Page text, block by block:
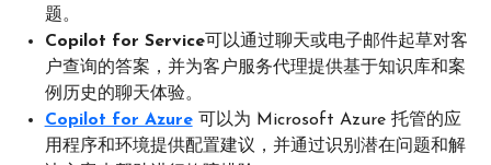
题。
Copilot for Service可以通过聊天或电子邮件起草对客
户查询的答案，并为客户服务代理提供基于知识库和案
例历史的聊天体验。
Copilot for Azure 可以为 Microsoft Azure 托管的应
用程序和环境提供配置建议，并通过识别潜在问题和解